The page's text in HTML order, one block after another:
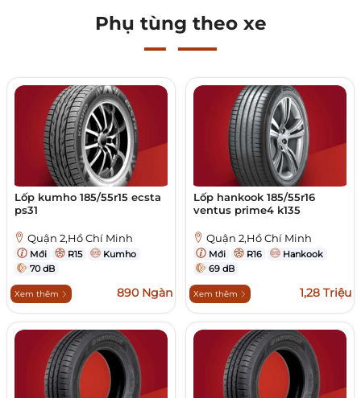
Phụ tùng theo xe
Lốp kumho 185/55r15 ecsta
ps31
Quận 2,Hồ Chí Minh
Mới R15
Kumho
70 dB
Xem thêm 890 Ngàn
Lốp hankook 185/55r16
ventus prime4 k135
Quận 2,Hồ Chí Minh
Mới R16
Hankook
69 dB
Xem thêm 1,28 Triệu